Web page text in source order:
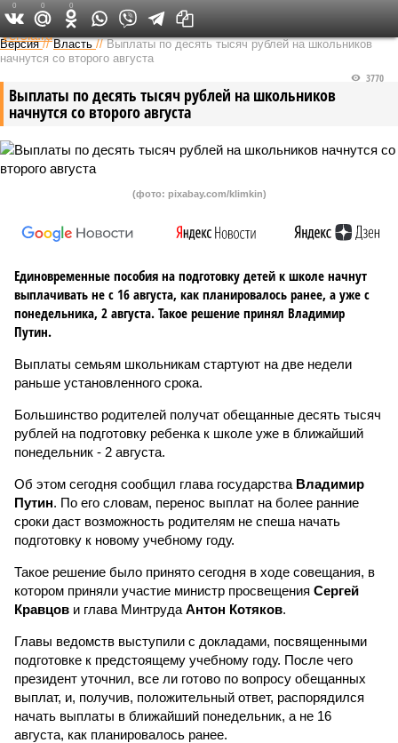
Федеральный выпуск
Версия //Власть //Выплаты по десять тысяч рублей на школьников
начнутся со второго августа
Выплаты по десять тысяч рублей на школьников
начнутся со второго августа
3770
(фото: pixabay.com/klimkin)
Единовременные пособия на подготовку детей к школе начнут
выплачивать не с 16 августа, как планировалось ранее, а уже с
понедельника, 2 августа. Такое решение принял Владимир
Путин.
Выплаты семьям школьникам стартуют на две недели
раньше установленного срока.
Большинство родителей получат обещанные десять тысяч
рублей на подготовку ребенка к школе уже в ближайший
понедельник - 2 августа.
Об этом сегодня сообщил глава государства Владимир
Путин. По его словам, перенос выплат на более ранние
сроки даст возможность родителям не спеша начать
подготовку к новому учебному году.
Такое решение было принято сегодня в ходе совещания, в
котором приняли участие министр просвещения Сергей
Кравцов и глава Минтруда Антон Котяков.
Главы ведомств выступили с докладами, посвященными
подготовке к предстоящему учебному году. После чего
президент уточнил, все ли готово по вопросу обещанных
выплат, и, получив, положительный ответ, распорядился
начать выплаты в ближайший понедельник, а не 16
августа, как планировалось ранее.
0 0 0